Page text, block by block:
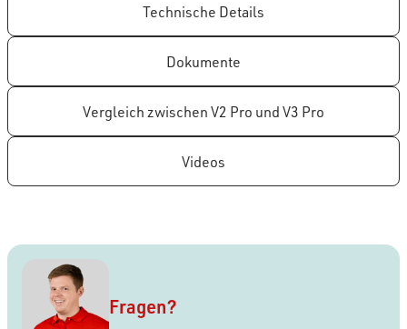
Technische Details
Dokumente
Vergleich zwischen V2 Pro und V3 Pro
Videos
Fragen?